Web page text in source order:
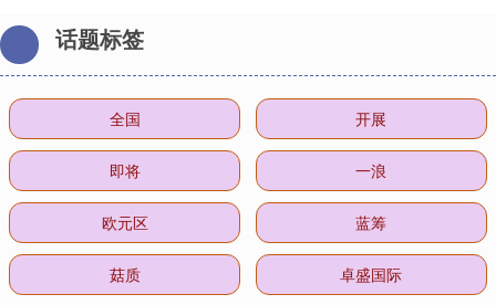
话题标签
全国 开展
即将 一浪
欧元区 蓝筹
菇质 卓盛国际